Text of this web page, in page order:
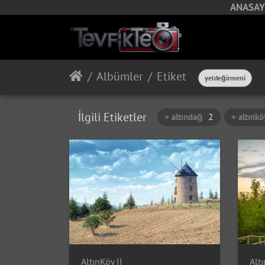
Albümler Etiket yeldeğirmeni
İlgili Etiketler + altındağ 2 +
AltınKöy II